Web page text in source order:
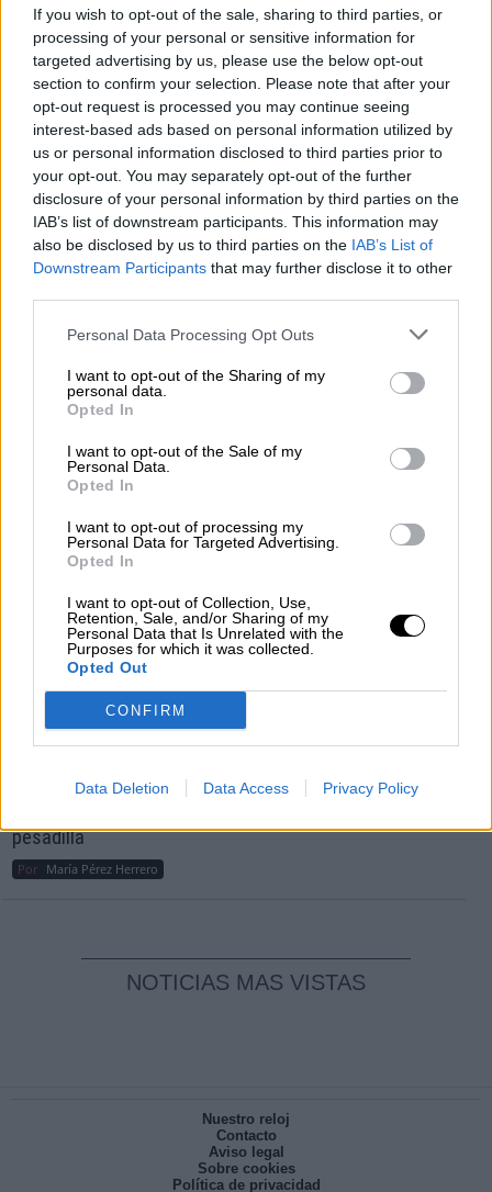
If you wish to opt-out of the sale, sharing to third parties, or
processing of your personal or sensitive information for
targeted advertising by us, please use the below opt-out
section to confirm your selection. Please note that after your
opt-out request is processed you may continue seeing
interest-based ads based on personal information utilized by
us or personal information disclosed to third parties prior to
your opt-out. You may separately opt-out of the further
disclosure of your personal information by third parties on the
IAB’s list of downstream participants. This information may
also be disclosed by us to third parties on the IAB’s List of
Downstream Participants that may further disclose it to other
Personal Data Processing Opt Outs
I want to opt-out of the Sharing of my
personal data.
Opted In
I want to opt-out of the Sale of my
Personal Data.
Opted In
I want to opt-out of processing my
Personal Data for Targeted Advertising.
Opted In
I want to opt-out of Collection, Use,
Retention, Sale, and/or Sharing of my
Personal Data that Is Unrelated with the
Purposes for which it was collected.
Opted Out
CONFIRM
Data Deletion Data Access Privacy Policy
الإنسان يجب أن يكون ألم الإنسانية جمعاء"
PorJose Luis Martín
Más artículos de este autor
domingo, 28 de enero de 2024
OPINIONES DIVERSAS
guerra mundial?
Crisis
María Comesaña
Votantes y votados
Por Juan Manuel Beltrán
El Conflicto de Oriente Medio: Un Nuevo
Orden Autoritario en Construcción
Álvaro Frutos Rosado y Gabinete Geopolítica de
Reconquista leonesa
pesadilla
Por María Pérez Herrero
NOTICIAS MAS VISTAS
Nuestro reloj
Contacto
Aviso legal
Sobre cookies
Política de privacidad